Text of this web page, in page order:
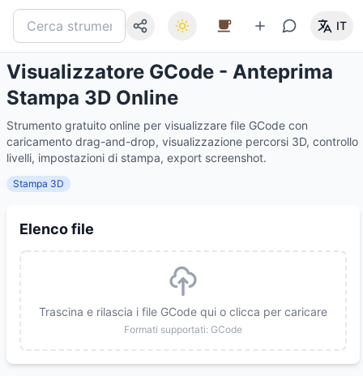
IT
Visualizzatore GCode - Anteprima
Stampa 3D Online
Strumento gratuito online per visualizzare file GCode con
caricamento drag-and-drop, visualizzazione percorsi 3D, controllo
livelli, impostazioni di stampa, export screenshot.
Stampa 3D
Elenco file
Trascina e rilascia i file GCode qui o clicca per caricare
Formati supportati: GCode